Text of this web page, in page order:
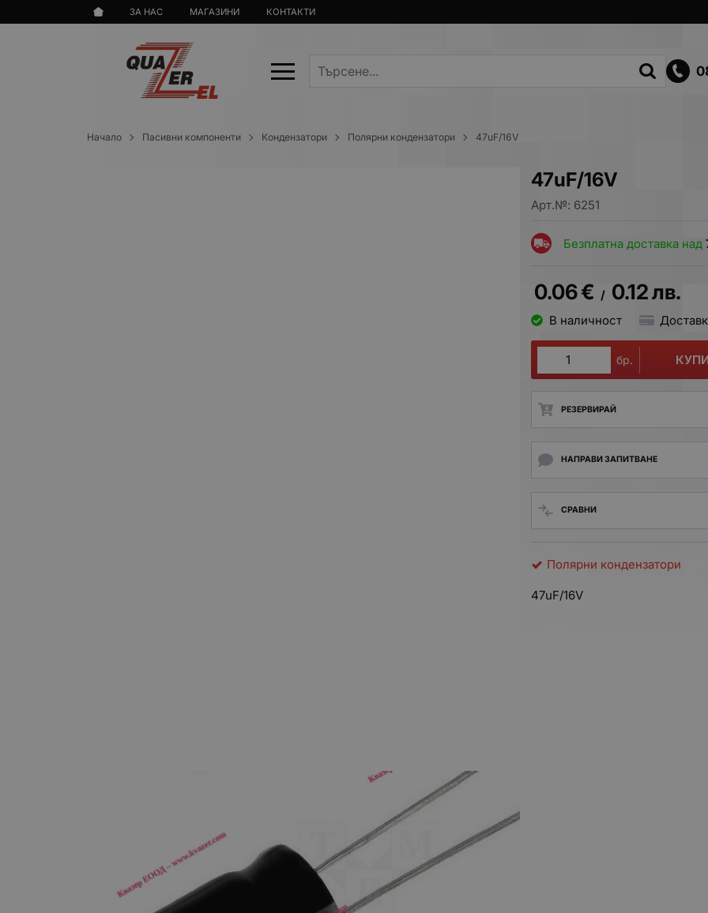
ЗА НАС МАГАЗИНИ КОНТАКТИ
Начало Пасивни компоненти Кондензатори Полярни кондензатори 47uF/16V
47uF/16V
Арт.№: 6251
Безплатна доставка над
0.06€ / 0.12лв.
В наличност
бр.
РЕЗЕРВИРАЙ
НАПРАВИ ЗАПИТВАНЕ
СРАВНИ
Полярни кондензатори
47uF/16V